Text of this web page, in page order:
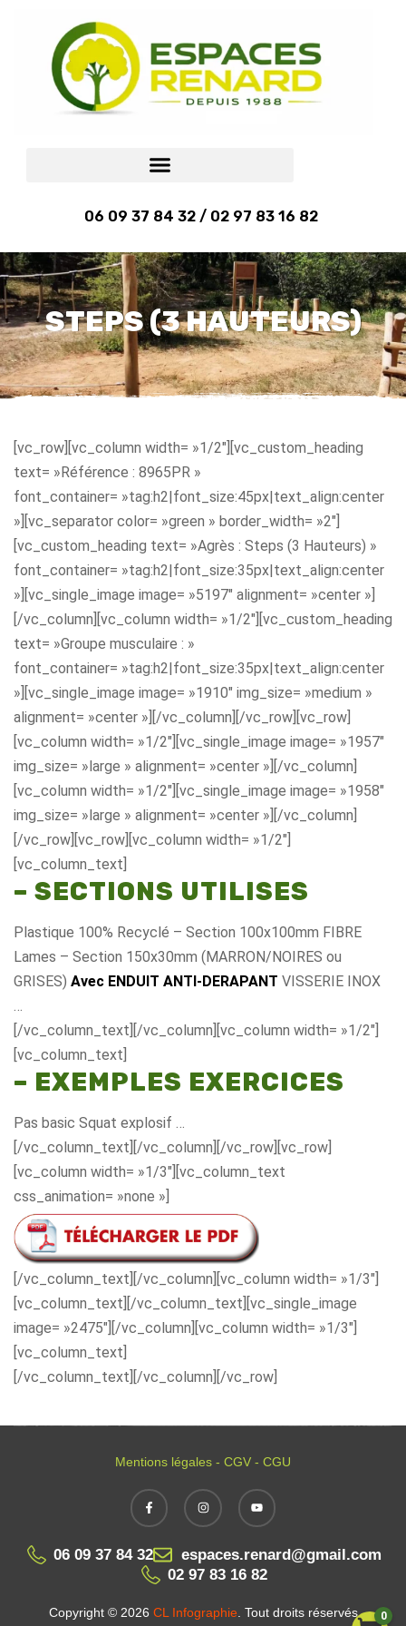
06 09 37 84 32 / 02 97 83 16 82
STEPS (3 HAUTEURS)
[vc_row][vc_column width= »1/2″][vc_custom_heading
text= »Référence : 8965PR »
font_container= »tag:h2|font_size:45px|text_align:center
»][vc_separator color= »green » border_width= »2″]
[vc_custom_heading text= »Agrès : Steps (3 Hauteurs) »
font_container= »tag:h2|font_size:35px|text_align:center
»][vc_single_image image= »5197″ alignment= »center »]
[/vc_column][vc_column width= »1/2″][vc_custom_heading
text= »Groupe musculaire : »
font_container= »tag:h2|font_size:35px|text_align:center
»][vc_single_image image= »1910″ img_size= »medium »
alignment= »center »][/vc_column][/vc_row][vc_row]
[vc_column width= »1/2″][vc_single_image image= »1957″
img_size= »large » alignment= »center »][/vc_column]
[vc_column width= »1/2″][vc_single_image image= »1958″
img_size= »large » alignment= »center »][/vc_column]
[/vc_row][vc_row][vc_column width= »1/2″]
[vc_column_text]
– SECTIONS UTILISES
Plastique 100% Recyclé – Section 100x100mm FIBRE
Lames – Section 150x30mm (MARRON/NOIRES ou
GRISES) Avec ENDUIT ANTI-DERAPANT VISSERIE INOX
[/vc_column_text][/vc_column][vc_column width= »1/2″]
[vc_column_text]
– EXEMPLES EXERCICES
Pas basic Squat explosif …
[/vc_column_text][/vc_column][/vc_row][vc_row]
[vc_column width= »1/3″][vc_column_text
css_animation= »none »]
[/vc_column_text][/vc_column][vc_column width= »1/3″]
[vc_column_text][/vc_column_text][vc_single_image
image= »2475″][/vc_column][vc_column width= »1/3″]
[vc_column_text]
[/vc_column_text][/vc_column][/vc_row]
Mentions légales - CGV - CGU
06 09 37 84 32
espaces.renard@gmail.com
02 97 83 16 82
Copyright © 2026 CL Infographie . Tout droits réservés 0